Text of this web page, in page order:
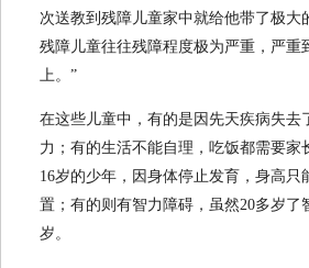
次送教到残障儿童家中就给他带了极大
残障儿童往往残障程度极为严重，严重
上。”
在这些儿童中，有的是因先天疾病失去
力；有的生活不能自理，吃饭都需要家
16岁的少年，因身体停止发育，身高只
置；有的则有智力障碍，虽然20多岁了
岁。